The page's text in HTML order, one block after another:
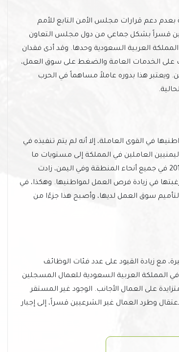
الحكومة اليمنية بعدم دعم قرارات مجلس الأمن التابع للأمم
قسراً بشكل جماعي من دول مجلس التعاون
العربية السعودية وحدها. وقد أدى فقدان
على الخدمات العامة والضغط على سوق العمل،
ويعتبر هذا بدوره عاملاً مساهماً في الحرب
مواطنيها في القوى العاملة، إلا أنه لم يتم تنفيذه في
العاملين في المملكة إلى مستويات ما
قبل عام 1990. وفي أعقاب انتفاضات الربيع العربي عام 2011 في جميع أنحاء المنطقة وفي اليمن، زادت
في زيادة فرص العمل لمواطنيها. وهكذا، في
لتأميم سوق العمل لديها، وأصبح هذا جزءًا من
مع زيادة القيود على عدد فئات الوظائف
المملكة العربية السعودية للعمال المسجلين
على العمال الأجانب. الوجود غير المستقر
وطرد العمال غير الشرعيين قسراً، إلى إجبار